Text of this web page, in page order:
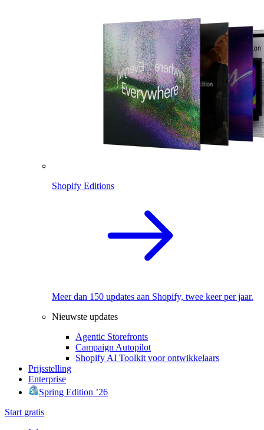
Shopify Editions
Meer dan 150 updates aan Shopify, twee keer per jaar.
Nieuwste updates
Agentic Storefronts
Campaign Autopilot
Shopify AI Toolkit voor ontwikkelaars
Prijsstelling
Enterprise
Spring Edition ’26
Start gratis